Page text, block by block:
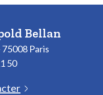
Bellan
Paris
50